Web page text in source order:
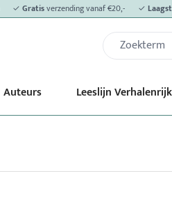
✓ Gratisverzending vanaf €20,- ✓
Auteurs Leeslijn Verhalenrijk